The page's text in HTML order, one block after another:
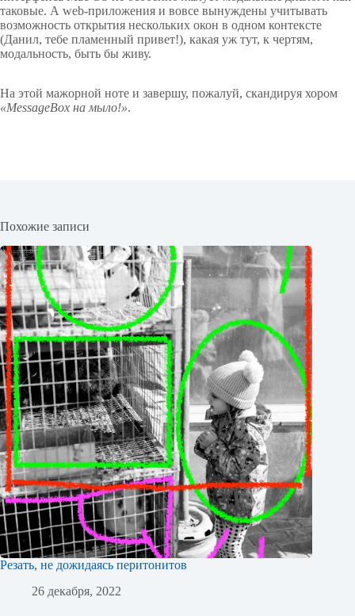
таковые. А web-приложения и вовсе вынуждены учитывать
возможность открытия нескольких окон в одном контексте
(Данил, тебе пламенный привет!), какая уж тут, к чертям,
модальность, быть бы живу.
На этой мажорной ноте и завершу, пожалуй, скандируя хором
«MessageBox на мыло!».
Похожие записи
Резать, не дожидаясь перитонитов
26 декабря, 2022